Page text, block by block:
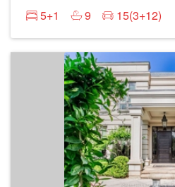
5+1
9 15(3+12)